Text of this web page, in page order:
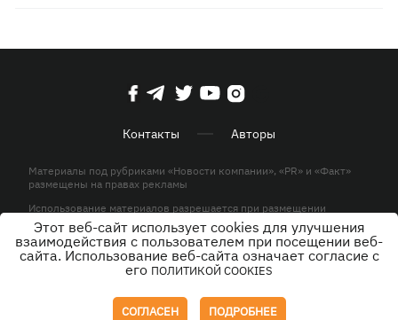
Контакты Авторы
Материалы под рубриками «Новости компании», «PR» и «Факт»
размещены на правах рекламы
Использование материалов разрешается при размещении
активной гиперссылки на KP.UA в первом абзаце.
© ООО «ЮЛАВ МЕДИА»,2026. Все права защищены.
Этот веб-сайт использует cookies для улучшения
взаимодействия с пользователем при посещении веб-
сайта. Использование веб-сайта означает согласие с
его ПОЛИТИКОЙ COOKIES
СОГЛАСЕН ПОДРОБНЕЕ